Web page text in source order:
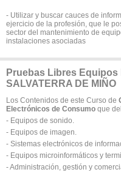
- Utilizar y buscar cauces de
ejercicio de la profesión, que le
sector del mantenimiento de
instalaciones asociadas
Pruebas Libres
SALVATERRA DE MIÑO
Los Contenidos de este Curso de
Electrónicos de Consumo que
- Equipos de sonido.
- Equipos de imagen.
- Sistemas electrónicos de
- Equipos microinformáticos y
- Administración, gestión y